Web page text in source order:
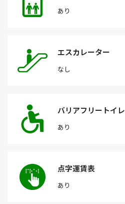
あり
エスカレーター
なし
バリアフリートイレ
あり
点字運賃表
あり